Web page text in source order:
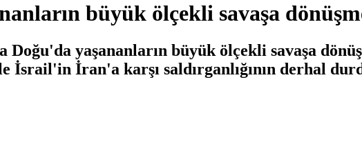
büyük ölçekli savaşa
Doğu'da yaşananların büyük ölçekli savaşa
İran'a karşı saldırganlığının derhal